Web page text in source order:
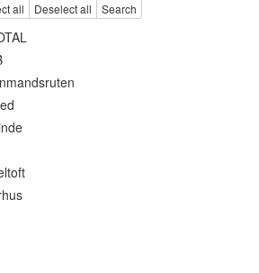
all Deselect all Search